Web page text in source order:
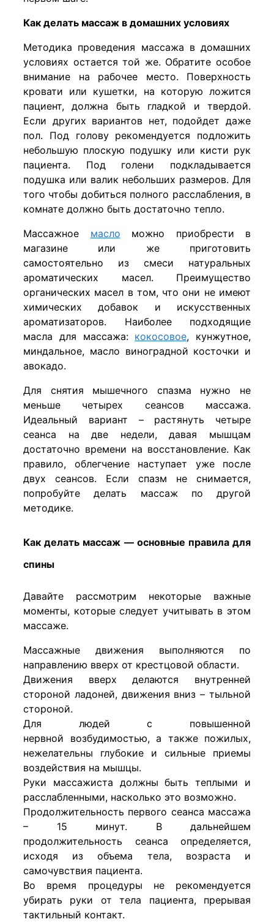
Как делать массаж в домашних условиях
Методика проведения массажа в домашних
условиях остается той же. Обратите особое
внимание на рабочее место. Поверхность
кровати или кушетки, на которую ложится
пациент, должна быть гладкой и твердой.
Если других вариантов нет, подойдет даже
пол. Под голову рекомендуется подложить
небольшую плоскую подушку или кисти рук
пациента. Под голени подкладывается
подушка или валик небольших размеров. Для
того чтобы добиться полного расслабления, в
комнате должно быть достаточно тепло.
Массажное масло можно приобрести в
магазине или же приготовить
самостоятельно из смеси натуральных
ароматических масел. Преимущество
органических масел в том, что они не имеют
химических добавок и искусственных
ароматизаторов. Наиболее подходящие
масла для массажа: кокосовое, кунжутное,
миндальное, масло виноградной косточки и
авокадо.
Для снятия мышечного спазма нужно не
меньше четырех сеансов массажа.
Идеальный вариант – растянуть четыре
сеанса на две недели, давая мышцам
достаточно времени на восстановление. Как
правило, облегчение наступает уже после
двух сеансов. Если спазм не снимается,
попробуйте делать массаж по другой
методике.
Как делать массаж — основные правила для
спины
Давайте рассмотрим некоторые важные
моменты, которые следует учитывать в этом
массаже.
Массажные движения выполняются по
направлению вверх от крестцовой области.
Движения вверх делаются внутренней
стороной ладоней, движения вниз – тыльной
стороной.
Для людей с повышенной
нервной возбудимостью, а также пожилых,
нежелательны глубокие и сильные приемы
воздействия на мышцы.
Руки массажиста должны быть теплыми и
расслабленными, насколько это возможно.
Продолжительность первого сеанса массажа
– 15 минут. В дальнейшем
продолжительность сеанса определяется,
исходя из объема тела, возраста и
самочувствия пациента.
Во время процедуры не рекомендуется
убирать руки от тела пациента, прерывая
тактильный контакт.